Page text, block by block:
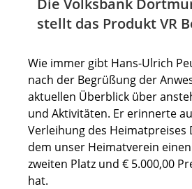
stellt das Produkt VR
Wie immer gibt Hans-Ulrich
nach der Begrüßung der
aktuellen Überblick über
und Aktivitäten. Er erinnerte
Verleihung des Heimatpreises
dem unser Heimatverein
zweiten Platz und € 5.000,00
hat.